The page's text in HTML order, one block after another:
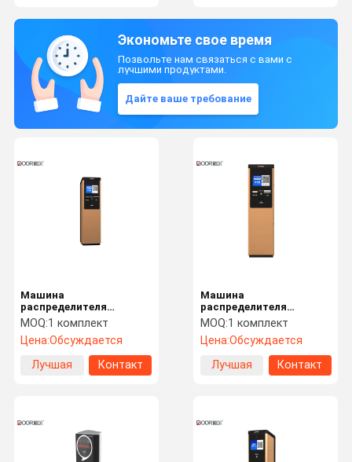
Экономьте свое время
Позвольте нам связаться с вами с
лучшими продуктами.
Дайте ваше требование
Машина
распределителя
штрафа за нарушение
правил стоянки дисплея
Лкд 12 дюймов с
наличными деньгами
поручая внутренную
связь видео Ип
MOQ:1 комплект
Цена:Обсуждается
Лучшая
Контакт
Машина
распределителя
штрафа за нарушение
правил стоянки
внутренной связи Ип
видео- с продуктом
золота обменом
MOQ:1 комплект
Цена:Обсуждается
Лучшая
Контакт